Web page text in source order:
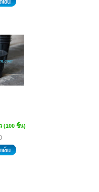
(100 ชิ้น)